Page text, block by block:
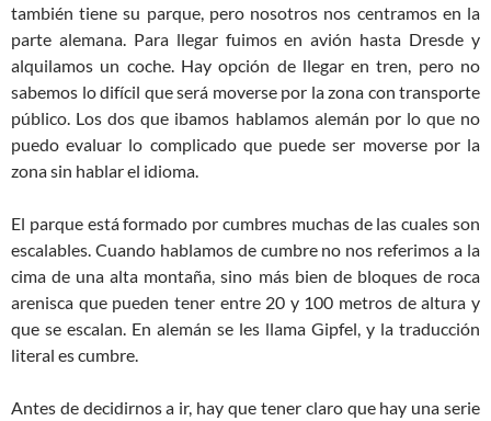
también tiene su parque, pero nosotros nos centramos en la
parte alemana. Para llegar fuimos en avión hasta Dresde y
alquilamos un coche. Hay opción de llegar en tren, pero no
sabemos lo difícil que será moverse por la zona con transporte
público. Los dos que ibamos hablamos alemán por lo que no
puedo evaluar lo complicado que puede ser moverse por la
zona sin hablar el idioma.
El parque está formado por cumbres muchas de las cuales son
escalables. Cuando hablamos de cumbre no nos referimos a la
cima de una alta montaña, sino más bien de bloques de roca
arenisca que pueden tener entre 20 y 100 metros de altura y
que se escalan. En alemán se les llama Gipfel, y la traducción
literal es cumbre.
Antes de decidirnos a ir, hay que tener claro que hay una serie